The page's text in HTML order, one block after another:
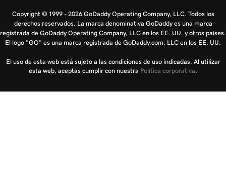
Copyright © 1999 - 2026 GoDaddy Operating Company, LLC. Todos los
derechos reservados. La marca denominativa GoDaddy es una marca
registrada de GoDaddy Operating Company, LLC en los EE. UU. y otros países.
El logo "GO" es una marca registrada de GoDaddy.com, LLC en los EE. UU.
El uso de esta web está sujeto a las condiciones de uso indicadas. Al utilizar
esta web, aceptas cumplir con nuestra Política corporativa.